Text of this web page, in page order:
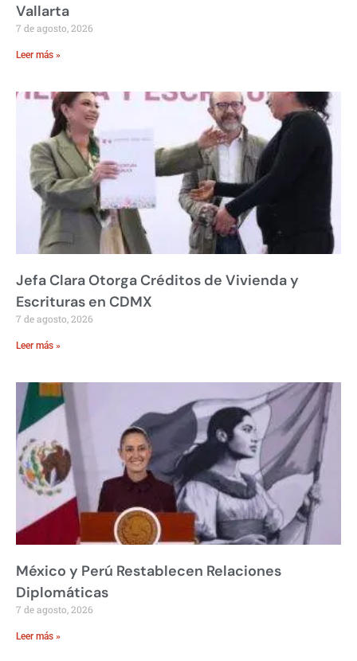
Vallarta
7 de agosto, 2026
Leer más »
Jefa Clara Otorga Créditos de Vivienda y
Escrituras en CDMX
7 de agosto, 2026
Leer más »
México y Perú Restablecen Relaciones
Diplomáticas
7 de agosto, 2026
Leer más »